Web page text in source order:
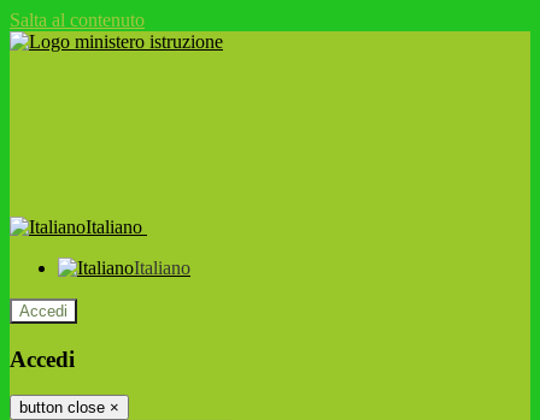
Salta al contenuto
Italiano
Italiano
Accedi
Accedi
button close ×